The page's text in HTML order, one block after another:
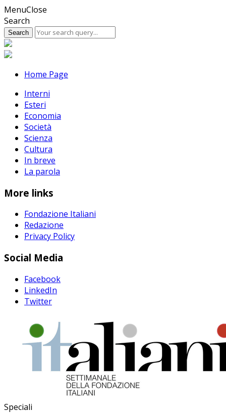
Skip
to
content
MenuClose
Search
Home Page
Interni
Esteri
Economia
Società
Scienza
Cultura
In breve
La parola
More links
Fondazione Italiani
Redazione
Privacy Policy
Social Media
Facebook
LinkedIn
Twitter
Speciali